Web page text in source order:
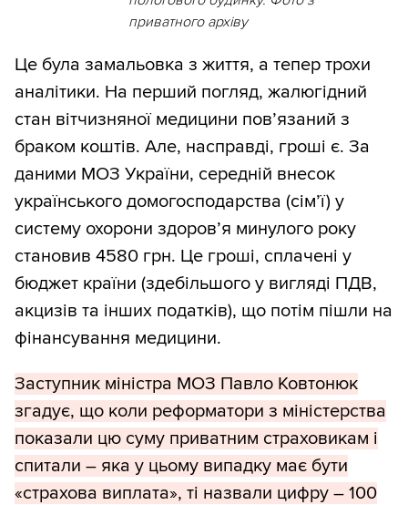
приватного архіву
Це була замальовка з життя, а тепер трохи
аналітики. На перший погляд, жалюгідний
стан вітчизняної медицини пов’язаний з
браком коштів. Але, насправді, гроші є. За
даними МОЗ України, середній внесок
українського домогосподарства (сім’ї) у
систему охорони здоров’я минулого року
становив 4580 грн. Це гроші, сплачені у
бюджет країни (здебільшого у вигляді ПДВ,
акцизів та інших податків), що потім пішли на
фінансування медицини.
Заступник міністра МОЗ Павло Ковтонюк
згадує, що коли реформатори з міністерства
показали цю суму приватним страховикам і
спитали – яка у цьому випадку має бути
«страхова виплата», ті назвали цифру – 100